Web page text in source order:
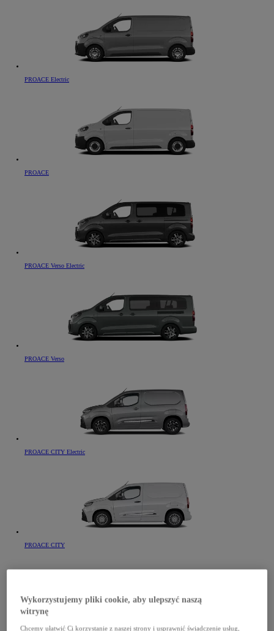
PROACE Electric
PROACE
PROACE Verso Electric
PROACE Verso
PROACE CITY Electric
PROACE CITY
Wykorzystujemy pliki cookie, aby ulepszyć naszą
witrynę
Chcemy ułatwić Ci korzystanie z naszej strony i usprawnić świadczenie usług,